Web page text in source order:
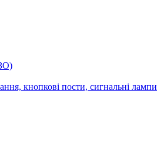
кнопкові пости, сигнальні лампи